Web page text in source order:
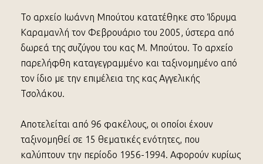
Το αρχείο Ιωάννη Μπούτου κατατέθηκε στο Ίδρυμα
Καραμανλή τον Φεβρουάριο του 2005, ύστερα από
δωρεά της συζύγου του κας Μ. Μπούτου. Το αρχείο
παρελήφθη καταγεγραμμένο και ταξινομημένο από
τον ίδιο με την επιμέλεια της κας Αγγελικής
Τσολάκου.
Αποτελείται από 96 φακέλους, οι οποίοι έχουν
ταξινομηθεί σε 15 θεματικές ενότητες, που
καλύπτουν την περίοδο 1956-1994. Αφορούν κυρίως